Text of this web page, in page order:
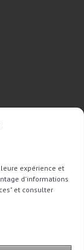
expérience et
d'informations
et consulter